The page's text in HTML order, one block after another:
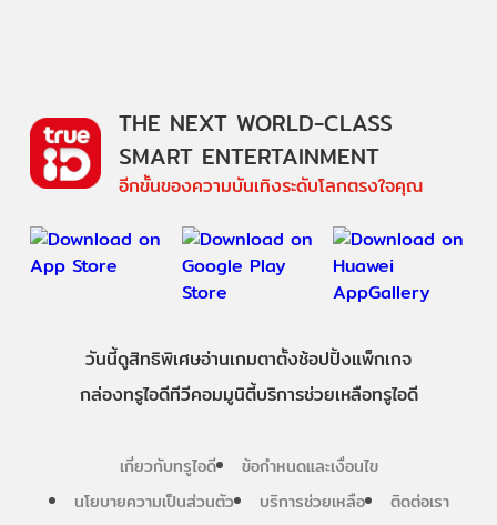
THE NEXT WORLD-CLASS
SMART ENTERTAINMENT
อีกขั้นของความบันเทิงระดับโลกตรงใจคุณ
วันนี้ดูสิทธิพิเศษอ่านเกมตาตั้งช้อปปิ้งแพ็กเกจ
กล่องทรูไอดีทีวีคอมมูนิตี้บริการช่วยเหลือทรูไอดี
เกี่ยวกับทรูไอดี
ข้อกำหนดและเงื่อนไข
นโยบายความเป็นส่วนตัว
บริการช่วยเหลือ ติดต่อเรา